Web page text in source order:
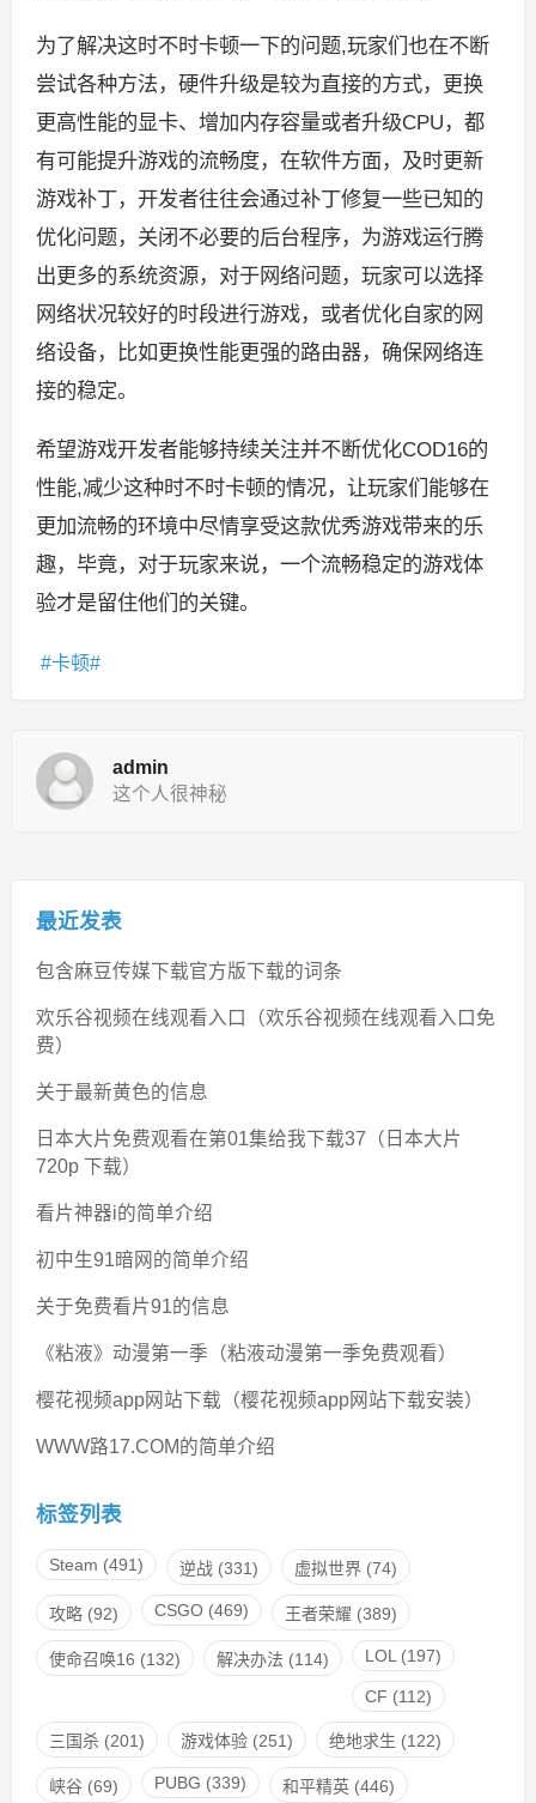
为了解决这时不时卡顿一下的问题,玩家们也在不断
尝试各种方法，硬件升级是较为直接的方式，更换
更高性能的显卡、增加内存容量或者升级CPU，都
有可能提升游戏的流畅度，在软件方面，及时更新
游戏补丁，开发者往往会通过补丁修复一些已知的
优化问题，关闭不必要的后台程序，为游戏运行腾
出更多的系统资源，对于网络问题，玩家可以选择
网络状况较好的时段进行游戏，或者优化自家的网
络设备，比如更换性能更强的路由器，确保网络连
接的稳定。
希望游戏开发者能够持续关注并不断优化COD16的
性能,减少这种时不时卡顿的情况，让玩家们能够在
更加流畅的环境中尽情享受这款优秀游戏带来的乐
趣，毕竟，对于玩家来说，一个流畅稳定的游戏体
验才是留住他们的关键。
卡顿
admin
这个人很神秘
最近发表
包含麻豆传媒下载官方版下载的词条
欢乐谷视频在线观看入口（欢乐谷视频在线观看入口免
费）
关于最新黄色的信息
日本大片免费观看在第01集给我下载37（日本大片
720p 下载）
看片神器i的简单介绍
初中生91暗网的简单介绍
关于免费看片91的信息
《粘液》动漫第一季（粘液动漫第一季免费观看）
樱花视频app网站下载（樱花视频app网站下载安装）
WWW路17.COM的简单介绍
标签列表
Steam (491) 逆战(331) 虚拟世界(74)
攻略(92) CSGO(469) 王者荣耀 (389)
使命召唤16 (132) 解决办法 (114) LOL (197)
CF (112)
三国杀(201) 游戏体验(251) 绝地求生 (122)
峡谷(69) PUBG (339) 和平精英(446)